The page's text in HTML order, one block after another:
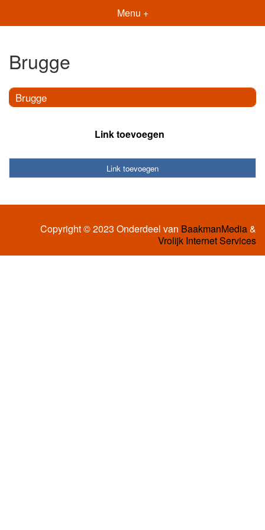
Menu +
Brugge
Brugge
Link toevoegen
Link toevoegen
Copyright © 2023 Onderdeel van BaakmanMedia&
Vrolijk Internet Services